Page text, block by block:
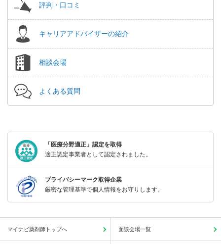
評判・口コミ
キャリアアドバイザーの紹介
相談会場
よくある質問
「医療分野適正」認定を取得
適正認定事業者として認定されました。
プライバシーマーク取得企業
厳密な管理基準で個人情報をお守りします。
マイナビ薬剤師トップへ 面談会場一覧